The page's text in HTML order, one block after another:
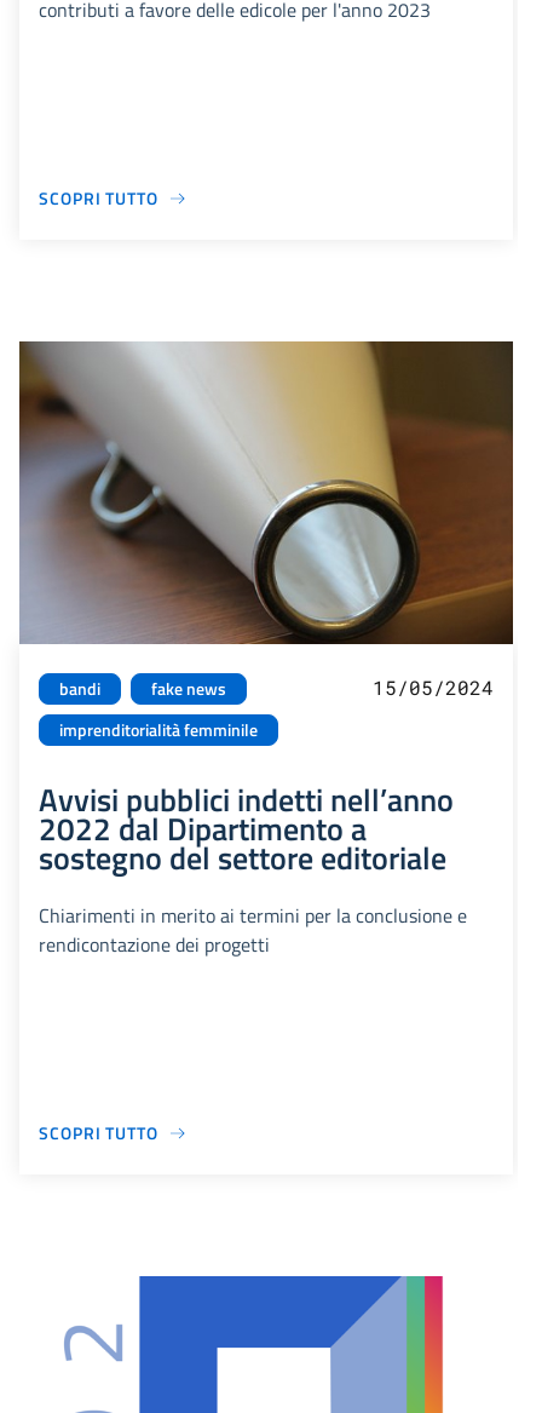
contributi a favore delle edicole per l'anno 2023
SCOPRI TUTTO
bandi
fake news
imprenditorialità femminile
15/05/2024
Avvisi pubblici indetti nell’anno
2022 dal Dipartimento a
sostegno del settore editoriale
Chiarimenti in merito ai termini per la conclusione e
rendicontazione dei progetti
SCOPRI TUTTO